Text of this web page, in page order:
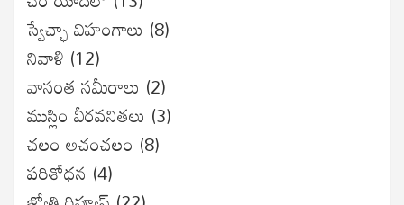
స్వేచ్ఛా విహంగాలు (8)
నివాళి (12)
వాసంత సమీరాలు (2)
ముస్లిం వీరవనితలు (3)
చలం అచంచలం (8)
ప‌రిశోధ‌న‌ (4)